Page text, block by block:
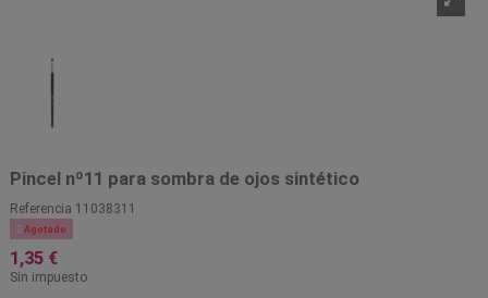
Pincel nº11 para sombra de ojos sintético
Referencia 11038311
 Agotado
1,35 €
Sin impuesto